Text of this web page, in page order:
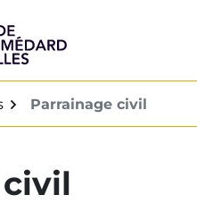
Parrainage civil